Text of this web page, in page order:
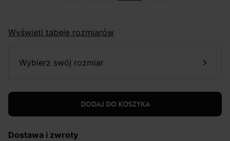
Wyświetl tabelę rozmiarów
wybierz swój rozmiar
DODAJ DO KOSZYKA
Dostawa i zwroty